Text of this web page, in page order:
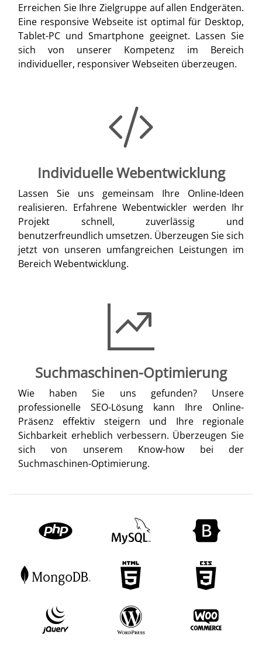
Erreichen Sie Ihre Zielgruppe auf allen Endgeräten.
Eine responsive Webseite ist optimal für Desktop,
Tablet-PC und Smartphone geeignet. Lassen Sie
sich von unserer Kompetenz im Bereich
individueller, responsiver Webseiten überzeugen.
Individuelle Webentwicklung
Lassen Sie uns gemeinsam Ihre Online-Ideen
realisieren. Erfahrene Webentwickler werden Ihr
Projekt schnell, zuverlässig und
benutzerfreundlich umsetzen. Überzeugen Sie sich
jetzt von unseren umfangreichen Leistungen im
Bereich Webentwicklung.
Suchmaschinen-Optimierung
Wie haben Sie uns gefunden? Unsere
professionelle SEO-Lösung kann Ihre Online-
Präsenz effektiv steigern und Ihre regionale
Sichbarkeit erheblich verbessern. Überzeugen Sie
sich von unserem Know-how bei der
Suchmaschinen-Optimierung.